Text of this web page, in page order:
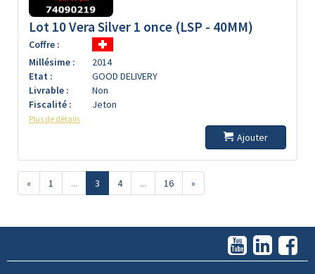
Lot 10 Vera Silver 1 once (LSP - 40MM)
Coffre :
Millésime :
2014
Etat :
GOOD DELIVERY
Livrable :
Non
Fiscalité :
Jeton
Plus de détails
Ajouter
« 1 ... 3 4 ... 16 »